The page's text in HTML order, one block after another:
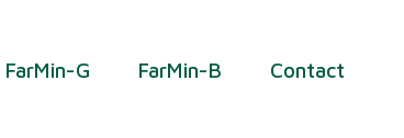
FarMin-G FarMin-B Contact